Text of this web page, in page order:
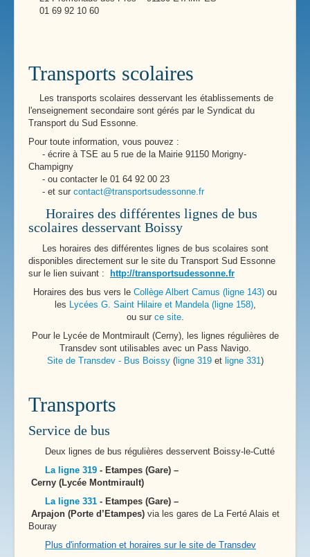
01 69 92 10 60
Transports scolaires
Les transports scolaires desservant les établissements de
l'enseignement secondaire sont gérés par le Syndicat du
Transport du Sud Essonne.
Pour toute information, vous pouvez :
- écrire à TSE au 5 rue de la Mairie 91150 Morigny-
Champigny
- ou contacter le 01 64 92 00 23
- et sur contact@transportsudessonne.fr
Horaires des différentes lignes de bus
scolaires desservant Boissy
Les horaires des différentes lignes de bus scolaires sont
disponibles directement sur le site du Transport Sud Essonne
sur le lien suivant :
http://transportsudessonne.fr
Horaires des bus vers le Collège Albert Camus (ligne 143) ou
les
Lycées G. Saint Hilaire et Mandela (ligne 158),
ou sur ce site.
Pour le Lycée de Montmirault (Cerny), les lignes régulières de
Transdev sont utilisables avec un Pass Navigo.
Site de Transdev - Bus Boissy(ligne 319et ligne 331 )
Transports
Service de bus
Deux lignes de bus régulières desservent Boissy-le-Cutté
La ligne 319 - Etampes (Gare) –
Cerny (Lycée Montmirault)
La ligne 331 - Etampes (Gare) –
Arpajon (Porte d’Etampes) via les gares de La Ferté Alais et
Bouray
Plus d'information et horaires sur le site de Transdev